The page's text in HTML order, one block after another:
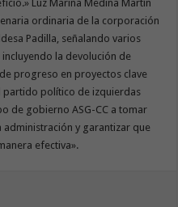
Luz Marina Medina Martín
ordinaria de la corporación
Padilla, señalando varios
la devolución de
progreso en proyectos clave
partido político de izquierdas
de gobierno ASG-CC a tomar
y garantizar que
efectiva».